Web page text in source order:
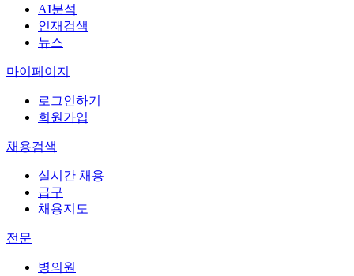
AI분석
인재검색
뉴스
마이페이지
로그인하기
회원가입
채용검색
실시간 채용
급구
채용지도
전문
병의원